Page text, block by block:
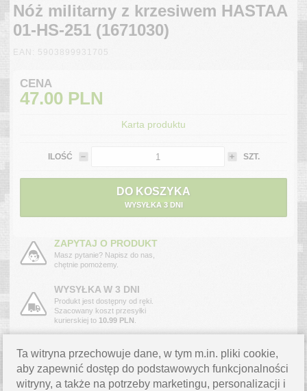
Nóż militarny z krzesiwem HASTAA
01-HS-251 (1671030)
EAN: 5903899931705
CENA
47.00 PLN
Karta produktu
ILOŚĆ SZT.
DO KOSZYKA
WYSYŁKA 3 DNI
ZAPYTAJ O PRODUKT
Masz pytanie? Napisz do nas,
chętnie pomożemy.
WYSYŁKA W 3 DNI
Produkt jest dostępny od ręki.
Szacowany koszt przesyłki
kurierskiej to 10.99 PLN
OPIS PRODUKTU
Idealny nóż wojskowy od renomowanej firmy MAVERIG.
Ta witryna przechowuje dane, w tym m.in. pliki cookie,
aby zapewnić dostęp do podstawowych funkcjonalności
witryny, a także na potrzeby marketingu, personalizacji i